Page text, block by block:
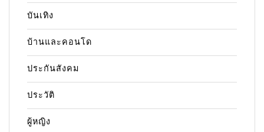
บันเทิง
บ้านและคอนโด
ประกันสังคม
ประวัติ
ผู้หญิง